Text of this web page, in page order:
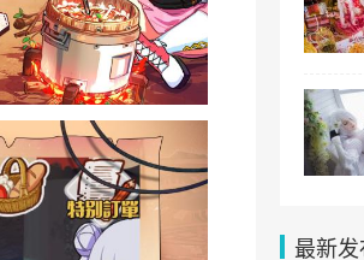
最新